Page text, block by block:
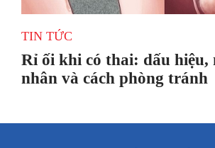
TIN TỨC
Rỉ ối khi có thai: dấu hiệu,
nhân và cách phòng tránh